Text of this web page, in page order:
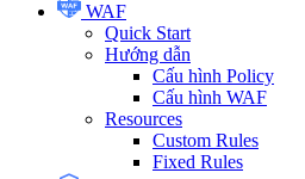
WAF
Quick Start
Hướng dẫn
Cấu hình Policy
Cấu hình WAF
Resources
Custom Rules
Fixed Rules